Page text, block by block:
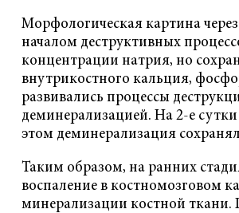
Морфологическая картина через
началом деструктивных
концентрации натрия, но
внутрикостного кальция,
развивались процессы
деминерализацией. На 2-е сутки
этом деминерализация
Таким образом, на ранних
воспаление в костномозговом
минерализации костной ткани.